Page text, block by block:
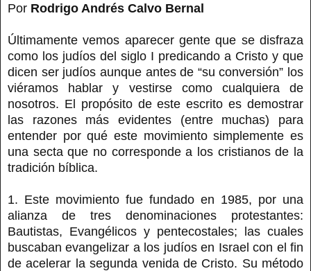
Por Rodrigo Andrés Calvo Bernal
Últimamente vemos aparecer gente que se disfraza
como los judíos del siglo I predicando a Cristo y que
dicen ser judíos aunque antes de “su conversión” los
viéramos hablar y vestirse como cualquiera de
nosotros. El propósito de este escrito es demostrar
las razones más evidentes (entre muchas) para
entender por qué este movimiento simplemente es
una secta que no corresponde a los cristianos de la
tradición bíblica.
1. Este movimiento fue fundado en 1985, por una
alianza de tres denominaciones protestantes:
Bautistas, Evangélicos y pentecostales; las cuales
buscaban evangelizar a los judíos en Israel con el fin
de acelerar la segunda venida de Cristo. Su método